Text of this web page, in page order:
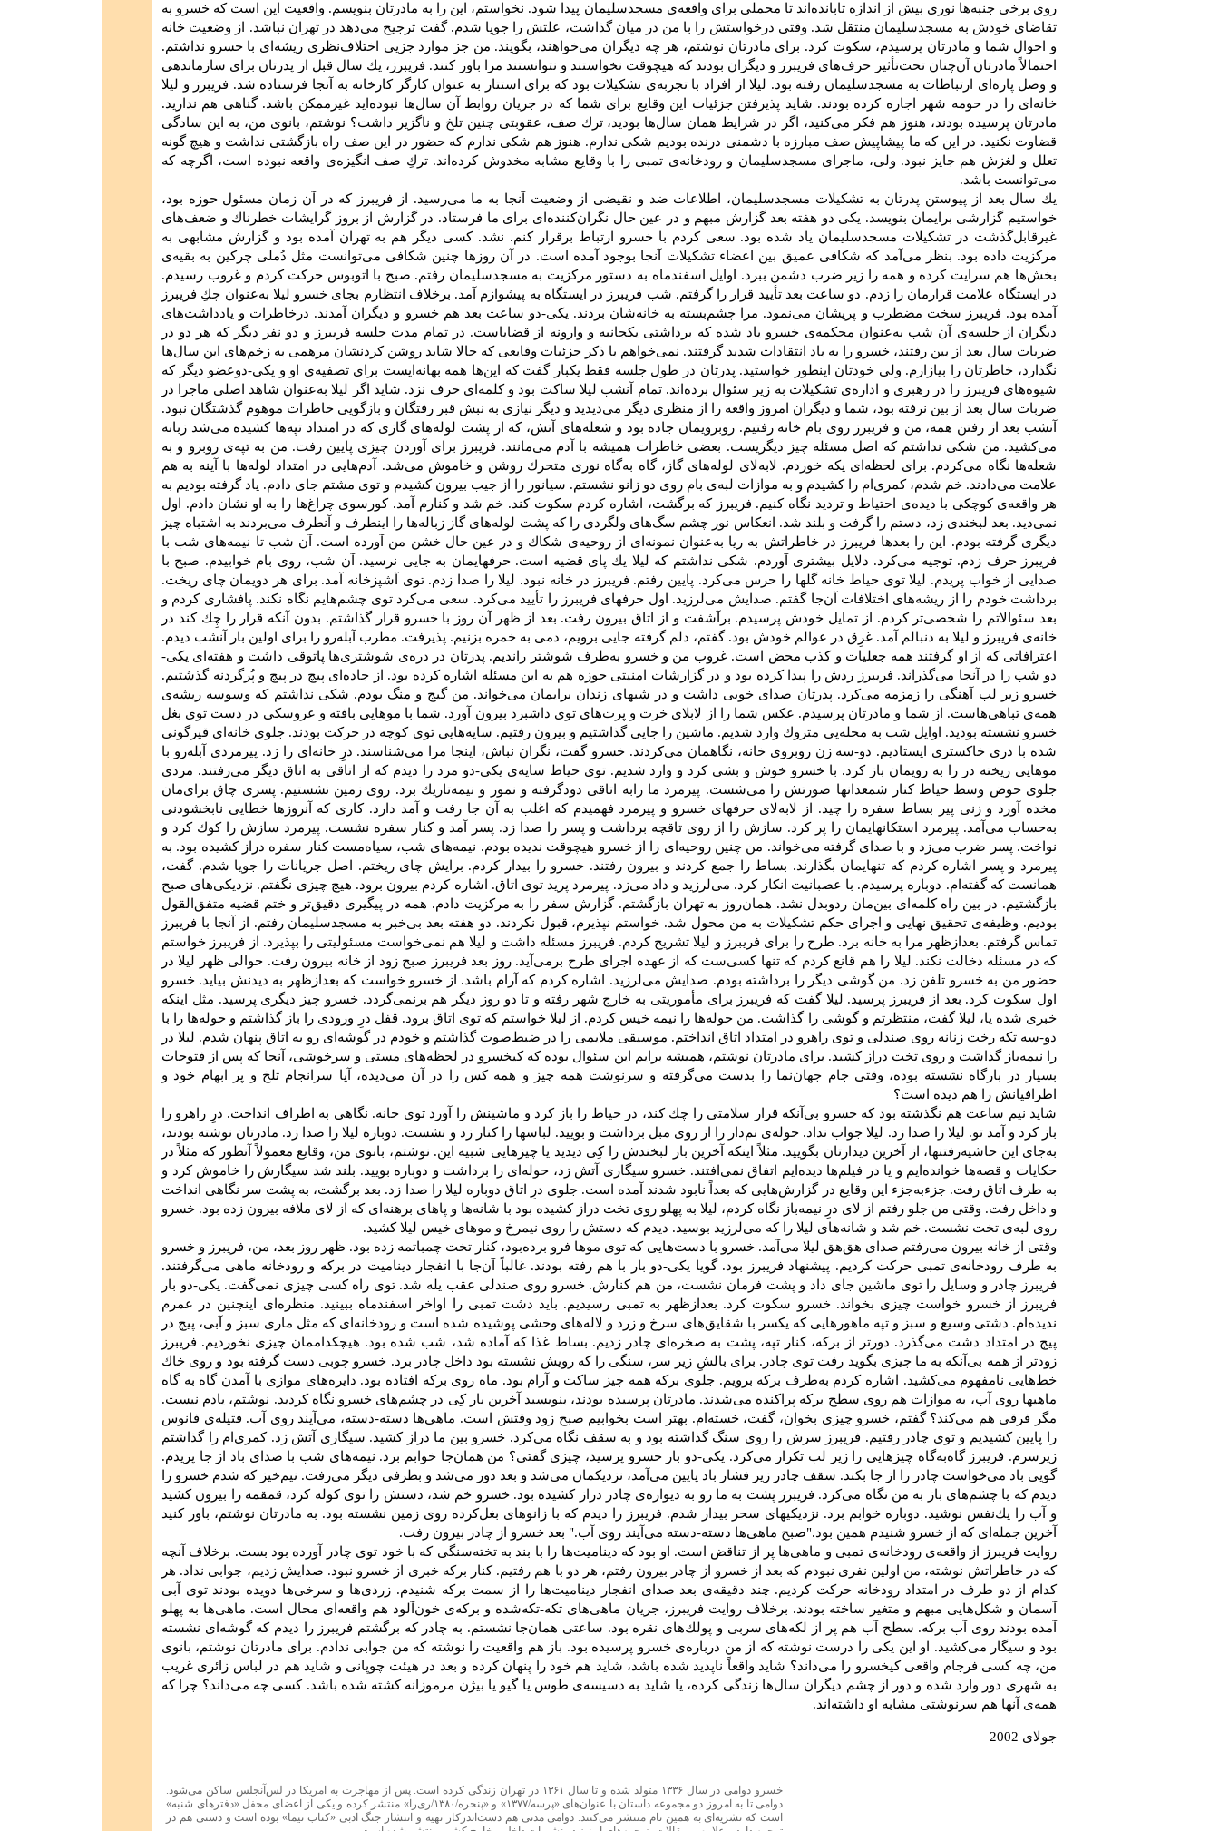
روی‌ برخی‌ جنبه‌ها نوری‌ بیش‌ از اندازه‌ تابانده‌اند تا محملی‌ برای‌ واقعه‌ی ‌مسجدسلیمان‌ پیدا شود. نخواستم‌، این‌ را به‌ مادرتان‌ بنویسم‌. واقعیت‌ این‌ است‌ كه‌ خسرو به‌
تقاضای‌ خودش‌ به‌ مسجدسلیمان‌ منتقل‌ شد. وقتی‌ درخواستش‌ را با من‌ در میان‌ گذاشت‌، علتش‌ را جویا شدم‌. گفت‌ ترجیح‌ می‌دهد در تهران‌ نباشد. از وضعیت‌ خانه‌
و احوال‌ شما و مادرتان‌ پرسیدم‌، سكوت‌ كرد. برای‌ مادرتان‌ نوشتم‌، هر چه‌ دیگران‌ می‌خواهند، بگویند. من‌ جز موارد جزیی‌ اختلاف‌نظری‌ ریشه‌ای‌ با خسرو نداشتم‌.
احتمالاً مادرتان‌ آن‌چنان تحت‌تأثیر حرف‌های‌ فریبرز و دیگران‌ بودند كه‌ هیچوقت‌ نخواستند و نتوانستند مرا باور كنند. فریبرز، یك سال‌ قبل‌ از پدرتان‌ برای‌ سازماندهی‌
و وصل‌ پاره‌ای‌ ارتباطات‌ به‌ مسجدسلیمان‌ رفته‌ بود. لیلا از افراد با تجربه‌ی‌ تشكیلات‌ بود كه‌ برای‌ استتار به‌ عنوان‌ كارگر كارخانه‌ به‌ آنجا فرستاده‌ شد. فریبرز و لیلا
خانه‌ای‌ را در حومه‌ شهر اجاره‌ كرده‌ بودند. شاید پذیرفتن ‌جزئیات‌ این‌ وقایع‌ برای‌ شما كه‌ در جریان‌ روابط‌ آن‌ سال‌ها نبوده‌اید غیرممكن‌ باشد. گناهی‌ هم‌ ندارید.
مادرتان‌ پرسیده‌ بودند، هنوز هم‌ فكر می‌كنید، اگر در شرایط‌ همان‌ سال‌ها بودید، ترك‌ صف‌، عقوبتی‌ چنین‌ تلخ‌ و ناگزیر داشت‌؟ نوشتم‌، بانوی‌ من‌، به‌ این‌ سادگی‌
قضاوت‌ نكنید. در این‌ كه‌ ما پیشاپیش‌ صف‌ مبارزه‌ با دشمنی‌ درنده‌ بودیم‌ شكی‌ ندارم‌. هنوز هم‌ شكی‌ ندارم‌ كه‌ حضور در این‌ صف‌ راه‌ بازگشتی ‌نداشت‌ و هیچ‌ گونه‌
تعلل‌ و لغزش‌ هم‌ جایز نبود. ولی‌، ماجرای‌ مسجدسلیمان‌ و رودخانه‌ی‌ تمبی‌ را با وقایع‌ مشابه‌ مخدوش‌ كرده‌اند. ترك‌ِ صف‌ انگیزه‌ی‌ واقعه‌ نبوده‌ است‌، اگرچه‌ كه‌
می‌توانست‌ باشد.
یك سال‌ بعد از پیوستن‌ پدرتان‌ به‌ تشكیلات‌ مسجدسلیمان‌، اطلاعات‌ ضد و نقیضی‌ از وضعیت‌ آنجا به‌ ما می‌رسید. از فریبرز كه‌ در آن‌ زمان‌ مسئول‌ حوزه‌ بود،
خواستیم‌ گزارشی‌ برایمان‌ بنویسد. یكی‌ دو هفته‌ بعد گزارش‌ مبهم‌ و در عین‌ حال‌ نگران‌كننده‌ای‌ برای‌ ما فرستاد. در گزارش‌ از بروز گرایشات‌ خطرناك‌ و ضعف‌های‌
غیرقابل‌گذشت‌ در تشكیلات‌ مسجدسلیمان‌ یاد شده‌ بود. سعی‌ كردم‌ با خسرو ارتباط‌ برقرار كنم‌. نشد. كسی‌ دیگر هم‌ به‌ تهران‌ آمده‌ بود و گزارش‌ مشابهی‌ به‌
مركزیت‌ داده‌ بود. بنظر می‌آمد كه‌ شكافی‌ عمیق‌ بین‌ اعضاء تشكیلات‌ آنجا بوجود آمده‌ است‌. در آن‌ روزها چنین‌ شكافی ‌می‌توانست‌ مثل‌ دُملی‌ چركین‌ به‌ بقیه‌ی‌
بخش‌ها هم‌ سرایت‌ كرده‌ و همه‌ را زیر ضرب‌ دشمن‌ ببرد. اوایل ‌اسفندماه‌ به‌ دستور مركزیت‌ به‌ مسجدسلیمان‌ رفتم‌. صبح‌ با اتوبوس‌ حركت‌ كردم‌ و غروب‌ رسیدم‌.
در ایستگاه‌ علامت‌ قرارمان‌ را زدم‌. دو ساعت‌ بعد تأیید قرار را گرفتم‌. شب‌ فریبرز در ایستگاه‌ به‌ پیشوازم‌ آمد. برخلاف‌ انتظارم‌ بجای‌ خسرو لیلا به‌عنوان‌ چك‌ِ فریبرز
آمده‌ بود. فریبرز سخت‌ مضطرب‌ و پریشان‌ می‌نمود. مرا چشم‌بسته‌ به‌ خانه‌شان‌ بردند. یكی‌-دو ساعت‌ بعد هم‌ خسرو و دیگران‌ آمدند. درخاطرات‌ و یادداشت‌های‌
دیگران‌ از جلسه‌ی‌ آن‌ شب‌ به‌عنوان‌ محكمه‌ی‌ خسرو یاد شده‌ كه‌ برداشتی ‌یكجانبه‌ و وارونه‌ از قضایاست‌. در تمام‌ مدت‌ جلسه‌ فریبرز و دو نفر دیگر كه‌ هر دو در
ضربات‌ سال‌ بعد از بین‌ رفتند، خسرو را به‌ باد انتقادات‌ شدید گرفتند. نمی‌خواهم‌ با ذكر جزئیات‌ وقایعی‌ كه‌ حالا شاید روشن‌ كردنشان‌ مرهمی‌ به‌ زخم‌های‌ این‌ سال‌ها
نگذارد، خاطرتان‌ را بیازارم‌. ولی‌ خودتان‌ اینطور خواستید. پدرتان‌ در طول‌ جلسه‌ فقط‌ یكبار گفت‌ كه‌ این‌ها همه‌ بهانه‌ایست‌ برای‌ تصفیه‌ی‌ او و یكی‌-دوعضو دیگر كه‌
شیوه‌های‌ فریبرز را در رهبری‌ و اداره‌ی‌ تشكیلات‌ به‌ زیر سئوال‌ برده‌اند. تمام‌ آنشب‌ لیلا ساكت‌ بود و كلمه‌ای‌ حرف‌ نزد. شاید اگر لیلا به‌عنوان‌ شاهد اصلی‌ ماجرا در
ضربات‌ سال‌ بعد از بین‌ نرفته‌ بود، شما و دیگران‌ امروز واقعه‌ را از منظری‌ دیگر می‌دیدید و دیگر نیازی‌ به‌ نبش‌ قبر رفتگان‌ و بازگویی‌ خاطرات‌ موهوم‌ گذشتگان‌ نبود.
آنشب‌ بعد از رفتن‌ همه‌، من‌ و فریبرز روی‌ بام‌ خانه‌ رفتیم‌. روبرویمان‌ جاده‌ بود و شعله‌های‌ آتش‌، كه‌ از پشت‌ لوله‌های‌ گازی‌ كه‌ در امتداد تپه‌ها كشیده‌ می‌شد زبانه‌
می‌كشید. من‌ شكی‌ نداشتم‌ كه‌ اصل‌ مسئله‌ چیز دیگریست‌. بعضی‌ خاطرات‌ همیشه‌ با آدم‌ می‌مانند. فریبرز برای‌ آوردن‌ چیزی‌ پایین‌ رفت‌. من‌ به‌ تپه‌ی‌ روبرو و به‌
شعله‌ها نگاه‌ می‌كردم‌. برای‌ لحظه‌ای‌ یكه‌ خوردم‌. لابه‌لای‌ لوله‌های‌ گاز، گاه‌ به‌گاه‌ نوری‌ متحرك‌ روشن‌ و خاموش‌ می‌شد. آدم‌هایی‌ در امتداد لوله‌ها با آینه‌ به‌ هم‌
علامت‌ می‌دادند. خم‌ شدم‌، كمری‌ام‌ را كشیدم‌ و به‌ موازات‌ لبه‌ی‌ بام‌ روی‌ دو زانو نشستم‌. سیانور را از جیب‌ بیرون‌ كشیدم‌ و توی‌ مشتم‌ جای‌ دادم‌. یاد گرفته‌ بودیم‌ به‌
هر واقعه‌ی‌ كوچكی ‌با دیده‌ی‌ احتیاط‌ و تردید نگاه‌ كنیم‌. فریبرز كه‌ برگشت‌، اشاره‌ كردم‌ سكوت‌ كند. خم‌ شد و كنارم‌ آمد. كورسوی‌ چراغ‌ها را به‌ او نشان‌ دادم‌. اول‌
نمی‌دید. بعد لبخندی‌ زد، دستم‌ را گرفت‌ و بلند شد. انعكاس‌ نور چشم‌ سگ‌های‌ ولگردی‌ را كه‌ پشت‌ لوله‌های‌ گاز زباله‌ها را اینطرف‌ و آنطرف‌ می‌بردند به‌ اشتباه‌ چیز
دیگری‌ گرفته‌ بودم‌. این‌ را بعدها فریبرز در خاطراتش‌ به‌ ریا به‌عنوان‌ نمونه‌ای‌ از روحیه‌ی‌ شكاك‌ و در عین‌ حال‌ خشن‌ من‌ آورده‌ است‌. آن‌ شب‌ تا نیمه‌های‌ شب‌ با
فریبرز حرف‌ زدم‌. توجیه‌ می‌كرد. دلایل ‌بیشتری‌ آوردم‌. شكی‌ نداشتم‌ كه‌ لیلا یك‌ پای‌ قضیه‌ است‌. حرفهایمان‌ به‌ جایی‌ نرسید. آن‌ شب‌، روی ‌بام‌ خوابیدم‌. صبح‌ با
صدایی‌ از خواب‌ پریدم‌. لیلا توی‌ حیاط‌ خانه‌ گلها را حرس‌ می‌كرد. پایین‌ رفتم‌. فریبرز در خانه‌ نبود. لیلا را صدا زدم‌. توی‌ آشپزخانه‌ آمد. برای‌ هر دویمان‌ چای‌ ریخت‌.
برداشت‌ خودم‌ را از ریشه‌های‌ اختلافات‌ آن‌جا گفتم‌. صدایش‌ می‌لرزید. اول‌ حرفهای‌ فریبرز را تأیید می‌كرد. سعی‌ می‌كرد توی‌ چشم‌هایم‌ نگاه‌ نكند. پافشاری‌ كردم‌ و
بعد سئوالاتم‌ را شخصی‌تر كردم‌. از تمایل ‌خودش‌ پرسیدم‌. برآشفت‌ و از اتاق بیرون‌ رفت‌. بعد از ظهر آن‌ روز با خسرو قرار گذاشتم‌. بدون‌ آنكه‌ قرار را چِك‌ كند در
خانه‌ی‌ فریبرز و لیلا به‌ دنبالم‌ آمد. غرِق در عوالم‌ خودش‌ بود. گفتم‌، دلم‌ گرفته ‌جایی‌ برویم‌، دمی‌ به‌ خمره‌ بزنیم‌. پذیرفت‌. مطرب‌ آبله‌رو را برای‌ اولین‌ بار آنشب‌ دیدم‌.
اعترافاتی‌ كه ‌از او گرفتند همه‌ جعلیات‌ و كذب‌ محض‌ است‌. غروب‌ من‌ و خسرو به‌طرف‌ شوشتر راندیم‌. پدرتان‌ در دره‌ی‌ شوشتری‌ها پاتوقی‌ داشت‌ و هفته‌ای‌ یكی‌-
دو شب‌ را در آنجا می‌گذراند. فریبرز ردش‌ را پیدا كرده‌ بود و در گزارشات‌ امنیتی‌ حوزه‌ هم‌ به‌ این‌ مسئله‌ اشاره‌ كرده‌ بود. از جاده‌ای‌ پیچ‌ در پیچ‌ و پُرگردنه‌ گذشتیم‌.
خسرو زیر لب‌ آهنگی‌ را زمزمه‌ می‌كرد. پدرتان‌ صدای‌ خوبی‌ داشت‌ و در شبهای‌ زندان‌ برایمان‌ می‌خواند. من‌ گیج‌ و منگ‌ بودم‌. شكی‌ نداشتم‌ كه‌ وسوسه‌ ریشه‌ی‌
همه‌ی‌ تباهی‌هاست‌. از شما و مادرتان‌ پرسیدم‌. عكس‌ شما را از لابلای‌ خرت‌ و پرت‌های‌ توی‌ داشبرد بیرون‌ آورد. شما با موهایی‌ بافته‌ و عروسكی‌ در دست‌ توی‌ بغل‌
خسرو نشسته‌ بودید. اوایل‌ شب‌ به‌ محله‌یی‌ متروك‌ وارد شدیم‌. ماشین‌ را جایی‌ گذاشتیم‌ و بیرون‌ رفتیم‌. سایه‌هایی‌ توی‌ كوچه‌ در حركت‌ بودند. جلوی‌ خانه‌ای‌ قیرگونی‌
شده‌ با دری‌ خاكستری‌ ایستادیم‌. دو-سه‌ زن‌ روبروی‌ خانه‌، نگاهمان‌ می‌كردند. خسرو گفت‌، نگران‌ نباش‌، اینجا مرا می‌شناسند. درِ خانه‌ای‌ را زد. پیرمردی‌ آبله‌رو با
موهایی‌ ریخته‌ در را به‌ رویمان ‌باز كرد. با خسرو خوش‌ و بشی‌ كرد و وارد شدیم‌. توی‌ حیاط‌ سایه‌ی‌ یكی‌-دو مرد را دیدم‌ كه‌ از اتاقی‌ به ‌اتاق دیگر می‌رفتند. مردی‌
جلوی‌ حوض‌ وسط‌ حیاط‌ كنار شمعدانها صورتش‌ را می‌شست‌. پیرمرد ما رابه‌ اتاقی‌ دودگرفته‌ و نمور و نیمه‌تاریك‌ برد. روی‌ زمین‌ نشستیم‌. پسری‌ چاق برای‌مان‌
مخده‌ آورد و زنی‌ پیر بساط‌ سفره‌ را چید. از لابه‌لای‌ حرفهای‌ خسرو و پیرمرد فهمیدم‌ كه‌ اغلب‌ به‌ آن‌ جا رفت‌ و آمد دارد. كاری‌ كه‌ آنروزها خطایی‌ نابخشودنی‌
به‌حساب‌ می‌آمد. پیرمرد استكانهایمان‌ را پر كرد. سازش‌ را از روی‌ تاقچه‌ برداشت‌ و پسر را صدا زد. پسر آمد و كنار سفره‌ نشست‌. پیرمرد سازش‌ را كوك‌ كرد و
نواخت‌. پسر ضرب‌ می‌زد و با صدای‌ گرفته‌ می‌خواند. من‌ چنین‌ روحیه‌ای‌ را از خسرو هیچوقت‌ ندیده‌ بودم‌. نیمه‌های‌ شب‌، سیاه‌مست‌ كنار سفره‌ دراز كشیده‌ بود. به‌
پیرمرد و پسر اشاره‌ كردم‌ كه‌ تنهایمان‌ بگذارند. بساط‌ را جمع‌ كردند و بیرون‌ رفتند. خسرو را بیدار كردم‌. برایش‌ چای‌ ریختم‌. اصل‌ جریانات‌ را جویا شدم‌. گفت‌،
همانست‌ كه‌ گفته‌ام‌. دوباره‌ پرسیدم‌. با عصبانیت‌ انكار كرد. می‌لرزید و داد می‌زد. پیرمرد پرید توی‌ اتاق. اشاره‌ كردم‌ بیرون‌ برود. هیچ‌ چیزی‌ نگفتم‌. نزدیكی‌های‌ صبح‌
بازگشتیم‌. در بین‌ راه‌ كلمه‌ای‌ بین‌مان‌ ردوبدل‌ نشد. همان‌روز به‌ تهران‌ بازگشتم‌. گزارش‌ سفر را به‌ مركزیت‌ دادم‌. همه‌ در پیگیری‌ دقیق‌تر و ختم‌ قضیه‌ متفق‌القول‌
بودیم‌. وظیفه‌ی‌ تحقیق‌ نهایی‌ و اجرای ‌حكم‌ تشكیلات‌ به‌ من‌ محول‌ شد. خواستم‌ نپذیرم‌، قبول‌ نكردند. دو هفته‌ بعد بی‌خبر به‌ مسجدسلیمان‌ رفتم‌. از آنجا با فریبرز
تماس‌ گرفتم‌. بعدازظهر مرا به‌ خانه‌ برد. طرح‌ را برای‌ فریبرز و لیلا تشریح‌ كردم‌. فریبرز مسئله‌ داشت‌ و لیلا هم‌ نمی‌خواست‌ مسئولیتی‌ را بپذیرد. از فریبرز خواستم‌
كه‌ در مسئله‌ دخالت ‌نكند. لیلا را هم‌ قانع‌ كردم‌ كه‌ تنها كسی‌ست‌ كه‌ از عهده‌ اجرای‌ طرح‌ برمی‌آید. روز بعد فریبرز صبح ‌زود از خانه‌ بیرون‌ رفت‌. حوالی‌ ظهر لیلا در
حضور من‌ به‌ خسرو تلفن‌ زد. من‌ گوشی‌ دیگر را برداشته ‌بودم‌. صدایش‌ می‌لرزید. اشاره‌ كردم‌ كه‌ آرام‌ باشد. از خسرو خواست‌ كه‌ بعدازظهر به‌ دیدنش‌ بیاید. خسرو
اول‌ سكوت‌ كرد. بعد از فریبرز پرسید. لیلا گفت‌ كه‌ فریبرز برای‌ مأموریتی‌ به‌ خارج‌ شهر رفته‌ و تا دو روز دیگر هم‌ برنمی‌گردد. خسرو چیز دیگری‌ پرسید. مثل‌ اینكه‌
خبری‌ شده‌ یا، لیلا گفت‌، منتظرتم ‌و گوشی‌ را گذاشت‌. من‌ حوله‌ها را نیمه‌ خیس‌ كردم‌. از لیلا خواستم‌ كه‌ توی‌ اتاق برود. قفل‌ درِ ورودی ‌را باز گذاشتم‌ و حوله‌ها را با
دو-سه‌ تكه‌ رخت‌ زنانه‌ روی‌ صندلی‌ و توی‌ راهرو در امتداد اتاق انداختم‌. موسیقی‌ ملایمی‌ را در ضبط‌صوت‌ گذاشتم‌ و خودم‌ در گوشه‌ای‌ رو به‌ اتاق پنهان‌ شدم‌. لیلا در
را نیمه‌باز گذاشت‌ و روی‌ تخت‌ دراز كشید. برای‌ مادرتان‌ نوشتم‌، همیشه‌ برایم‌ این‌ سئوال‌ بوده‌ كه‌ كیخسرو در لحظه‌های‌ مستی‌ و سرخوشی‌، آنجا كه‌ پس‌ از فتوحات‌
بسیار در بارگاه‌ نشسته‌ بوده‌، وقتی‌ جام‌ جهان‌نما را بدست‌ می‌گرفته‌ و سرنوشت‌ همه‌ چیز و همه‌ كس‌ را در آن‌ می‌دیده‌، آیا سرانجام‌ تلخ‌ و پر ابهام‌ خود و
اطرافیانش‌ را هم‌ دیده‌ است‌؟
شاید نیم‌ ساعت‌ هم‌ نگذشته‌ بود كه‌ خسرو بی‌آنكه‌ قرار سلامتی‌ را چك‌ كند، در حیاط‌ را باز كرد و ماشینش‌ را آورد توی‌ خانه‌. نگاهی‌ به‌ اطراف‌ انداخت‌. درِ راهرو را
باز كرد و آمد تو. لیلا را صدا زد. لیلا جواب‌ نداد. حوله‌ی‌ نم‌دار را از روی‌ مبل‌ برداشت‌ و بویید. لباسها را كنار زد و نشست‌. دوباره‌ لیلا را صدا زد. مادرتان‌ نوشته‌ بودند،
به‌جای‌ این‌ حاشیه‌رفتنها، از آخرین‌ دیدارتان‌ بگویید. مثلاً اینكه ‌آخرین‌ بار لبخندش‌ را كِی‌ دیدید یا چیزهایی‌ شبیه‌ این‌. نوشتم‌، بانوی‌ من‌، وقایع‌ معمولاً آنطور كه‌ مثلاً در
حكایات‌ و قصه‌ها خوانده‌ایم‌ و یا در فیلم‌ها دیده‌ایم‌ اتفاق نمی‌افتند. خسرو سیگاری‌ آتش‌ زد، حوله‌ای‌ را برداشت‌ و دوباره‌ بویید. بلند شد سیگارش‌ را خاموش‌ كرد و
به‌ طرف‌ اتاق رفت‌. جزءبه‌جزء این‌ وقایع‌ در گزارش‌هایی‌ كه‌ بعداً نابود شدند آمده‌ است‌. جلوی‌ درِ اتاق دوباره‌ لیلا را صدا زد. بعد برگشت‌، به‌ پشت‌ سر نگاهی‌ انداخت‌
و داخل‌ رفت‌. وقتی‌ من‌ جلو رفتم‌ از لای‌ درِ نیمه‌باز نگاه‌ كردم‌، لیلا به‌ پهلو روی‌ تخت‌ دراز كشیده‌ بود با شانه‌ها و پاهای‌ برهنه‌ای‌ كه‌ از لای‌ ملافه‌ بیرون‌ زده ‌بود. خسرو
روی‌ لبه‌ی‌ تخت‌ نشست‌. خم‌ شد و شانه‌های‌ لیلا را كه‌ می‌لرزید بوسید. دیدم‌ كه‌ دستش‌ را روی‌ نیمرخ‌ و موهای‌ خیس‌ لیلا كشید.
وقتی‌ از خانه‌ بیرون‌ می‌رفتم‌ صدای‌ هق‌هق‌ لیلا می‌آمد. خسرو با دست‌هایی‌ كه‌ توی‌ موها فرو برده‌بود، كنار تخت‌ چمباتمه‌ زده‌ بود. ظهر روز بعد، من‌، فریبرز و خسرو
به‌ طرف‌ رودخانه‌ی‌ تمبی‌ حركت‌ كردیم‌. پیشنهاد فریبرز بود. گویا یكی‌-دو بار با هم‌ رفته‌ بودند. غالباً آن‌جا با انفجار دینامیت‌ در بركه‌ و رودخانه‌ ماهی‌ می‌گرفتند.
فریبرز چادر و وسایل‌ را توی‌ ماشین‌ جای‌ داد و پشت‌ فرمان‌ نشست‌، من‌ هم‌ كنارش‌. خسرو روی‌ صندلی‌ عقب‌ یله‌ شد. توی‌ راه‌ كسی‌ چیزی‌ نمی‌گفت‌. یكی‌-دو بار
فریبرز از خسرو خواست‌ چیزی‌ بخواند. خسرو سكوت‌ كرد. بعدازظهر به‌ تمبی‌ رسیدیم‌. باید دشت‌ تمبی‌ را اواخر اسفندماه‌ ببینید. منظره‌ای‌ اینچنین‌ در عمرم‌
ندیده‌ام‌. دشتی‌ وسیع‌ و سبز و تپه ماهورهایی‌ كه‌ یكسر با شقایق‌های‌ سرخ‌ و زرد و لاله‌های‌ وحشی‌ پوشیده‌ شده‌ است‌ و رودخانه‌ای‌ كه‌ مثل‌ ماری‌ سبز و آبی‌، پیچ‌ در
پیچ‌ در امتداد دشت‌ می‌گذرد. دورتر از بركه‌، كنار تپه‌، پشت‌ به‌ صخره‌ای‌ چادر زدیم‌. بساط‌ غذا كه‌ آماده‌ شد، شب‌ شده‌ بود. هیچكداممان‌ چیزی‌ نخوردیم‌. فریبرز
زودتر از همه‌ بی‌آنكه‌ به‌ ما چیزی‌ بگوید رفت‌ توی‌ چادر. برای‌ بالش‌ِ زیر سر، سنگی‌ را كه‌ رویش‌ نشسته‌ بود داخل‌ چادر برد. خسرو چوبی‌ دست‌ گرفته‌ بود و روی‌ خاك‌
خط‌هایی‌ نامفهوم‌ می‌كشید. اشاره‌ كردم‌ به‌طرف‌ بركه‌ برویم‌. جلوی‌ بركه‌ همه‌ چیز ساكت‌ و آرام‌ بود. ماه‌ روی‌ بركه‌ افتاده‌ بود. دایره‌های‌ موازی‌ با آمدن‌ گاه‌ به‌ گاه‌
ماهیها روی‌ آب‌، به‌ موازات‌ هم‌ روی‌ سطح‌ بركه‌ پراكنده‌ می‌شدند. مادرتان‌ پرسیده‌ بودند، بنویسید آخرین‌ بار كِی‌ در چشم‌های‌ خسرو نگاه‌ كردید. نوشتم‌، یادم‌ نیست‌.
مگر فرقی‌ هم‌ می‌كند؟ گفتم‌، خسرو چیزی‌ بخوان‌، گفت‌، خسته‌ام‌. بهتر است‌ بخوابیم‌ صبح‌ زود وقتش‌ است‌. ماهی‌ها دسته‌-دسته‌، می‌آیند روی‌ آب‌. فتیله‌ی‌ فانوس‌
را پایین‌ كشیدیم‌ و توی‌ چادر رفتیم‌. فریبرز سرش‌ را روی‌ سنگ‌ گذاشته‌ بود و به‌ سقف‌ نگاه‌ می‌كرد. خسرو بین‌ ما دراز كشید. سیگاری‌ آتش‌ زد. كمری‌ام‌ را گذاشتم‌
زیرسرم‌. فریبرز گاه‌به‌گاه‌ چیزهایی‌ را زیر لب‌ تكرار می‌كرد. یكی‌-دو بار خسرو پرسید، چیزی‌ گفتی‌؟ من‌ همان‌جا خوابم‌ برد. نیمه‌های‌ شب‌ با صدای‌ باد از جا پریدم‌.
گویی‌ باد می‌خواست‌ چادر را از جا بكند. سقف‌ چادر زیر فشار باد پایین‌ می‌آمد، نزدیكمان‌ می‌شد و بعد دور می‌شد و بطرفی‌ دیگر می‌رفت‌. نیم‌خیز كه‌ شدم‌ خسرو را
دیدم‌ كه‌ با چشم‌های‌ باز به‌ من‌ نگاه‌ می‌كرد. فریبرز پشت‌ به‌ ما رو به‌ دیواره‌ی‌ چادر دراز كشیده‌ بود. خسرو خم‌ شد، دستش‌ را توی‌ كوله‌ كرد، قمقمه‌ را بیرون‌ كشید
و آب‌ را یك‌نفس‌ نوشید. دوباره‌ خوابم‌ برد. نزدیكیهای‌ سحر بیدار شدم‌. فریبرز را دیدم‌ كه‌ با زانوهای‌ بغل‌كرده‌ روی‌ زمین‌ نشسته‌ بود. به‌ مادرتان‌ نوشتم‌، باور كنید
آخرین‌ جمله‌ای‌ كه‌ از خسرو شنیدم‌ همین‌ بود."صبح‌ ماهی‌ها دسته‌-دسته‌ می‌آیند روی‌ آب‌." بعد خسرو از چادر بیرون‌ رفت‌.
روایت‌ فریبرز از واقعه‌ی‌ رودخانه‌ی‌ تمبی‌ و ماهی‌ها پر از تناقض‌ است‌. او بود كه‌ دینامیت‌ها را با بند به‌ تخته‌سنگی‌ كه‌ با خود توی‌ چادر آورده‌ بود بست‌. برخلاف‌ آنچه‌
كه‌ در خاطراتش‌ نوشته‌، من ‌اولین‌ نفری‌ نبودم‌ كه‌ بعد از خسرو از چادر بیرون‌ رفتم‌، هر دو با هم‌ رفتیم‌. كنار بركه‌ خبری‌ از خسرو نبود. صدایش‌ زدیم‌، جوابی‌ نداد. هر
كدام‌ از دو طرف‌ در امتداد رودخانه‌ حركت‌ كردیم‌. چند دقیقه‌ی ‌بعد صدای‌ انفجار دینامیت‌ها را از سمت‌ بركه‌ شنیدم‌. زردی‌ها و سرخی‌ها دویده‌ بودند توی‌ آبی
‌آسمان‌ و شكل‌هایی‌ مبهم‌ و متغیر ساخته‌ بودند. برخلاف‌ روایت‌ فریبرز، جریان‌ ماهی‌های‌ تكه‌-تكه‌شده‌ و بركه‌ی‌ خون‌آلود هم‌ واقعه‌ای‌ محال‌ است‌. ماهی‌ها به‌ پهلو
آمده‌ بودند روی‌ آب‌ بركه‌. سطح ‌آب‌ هم‌ پر از لكه‌های‌ سربی‌ و پولك‌های‌ نقره‌ بود. ساعتی‌ همان‌جا نشستم‌. به‌ چادر كه‌ برگشتم‌ فریبرز را دیدم‌ كه‌ گوشه‌ای‌ نشسته‌
بود و سیگار می‌كشید. او این‌ یكی‌ را درست‌ نوشته‌ كه‌ از من‌ درباره‌ی‌ خسرو پرسیده‌ بود. باز هم‌ واقعیت‌ را نوشته‌ كه‌ من‌ جوابی‌ ندادم‌. برای‌ مادرتان‌ نوشتم‌، بانوی‌
من‌، چه‌ كسی‌ فرجام‌ واقعی‌ كیخسرو را می‌داند؟ شاید واقعاً ناپدید شده‌ باشد، شاید هم‌ خود را پنهان‌ كرده‌ و بعد در هیئت‌ چوپانی‌ و شاید هم‌ در لباس‌ زائری‌ غریب‌
به‌ شهری‌ دور وارد شده‌ و دور از چشم‌ دیگران‌ سال‌ها زندگی‌ كرده‌، یا شاید به‌ دسیسه‌ی‌ طوس‌ یا گیو یا بیژن‌ مرموزانه‌ كشته‌ شده‌ باشد. كسی‌ چه‌ می‌داند؟ چرا كه‌
همه‌ی‌ آنها هم‌ سرنوشتی‌ مشابه‌ او داشته‌اند.
جولای‌ 2002
خسرو دوامی
در سال ۱۳۳۶ متولد شده و تا سال ۱۳۶۱ در تهران زندگی کرده است. پس از مهاجرت به امریکا در لس‌آنجلس ساكن می‌شود.
دوامی تا به امروز دو مجموعه داستان با عنوان‌های «پرسه/۱۳۷۷» و «پنجره/۱۳۸۰/ری‌را» منتشر کرده و یکی از اعضای محفل «دفترهای شنبه»
‌است که نشریه‌ای به همین نام منتشر می‌کنند. دوامی مدتی هم دست‌اندرکار تهیه و انتشار جنگ ادبی «کتاب نیما» بوده است و دستی هم در